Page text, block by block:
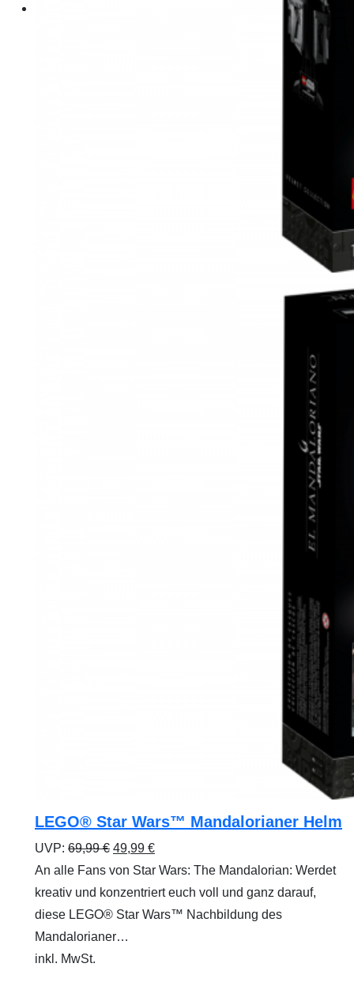
LEGO® Star Wars™ Mandalorianer Helm
UVP: 69,99€ Ursprünglicher
Preis
war:
69,99 €
49,99 €Aktueller
Preis
ist:
49,99 €.
An alle Fans von Star Wars: The Mandalorian: Werdet
kreativ und konzentriert euch voll und ganz darauf,
diese LEGO® Star Wars™ Nachbildung des
Mandalorianer…
inkl. MwSt.